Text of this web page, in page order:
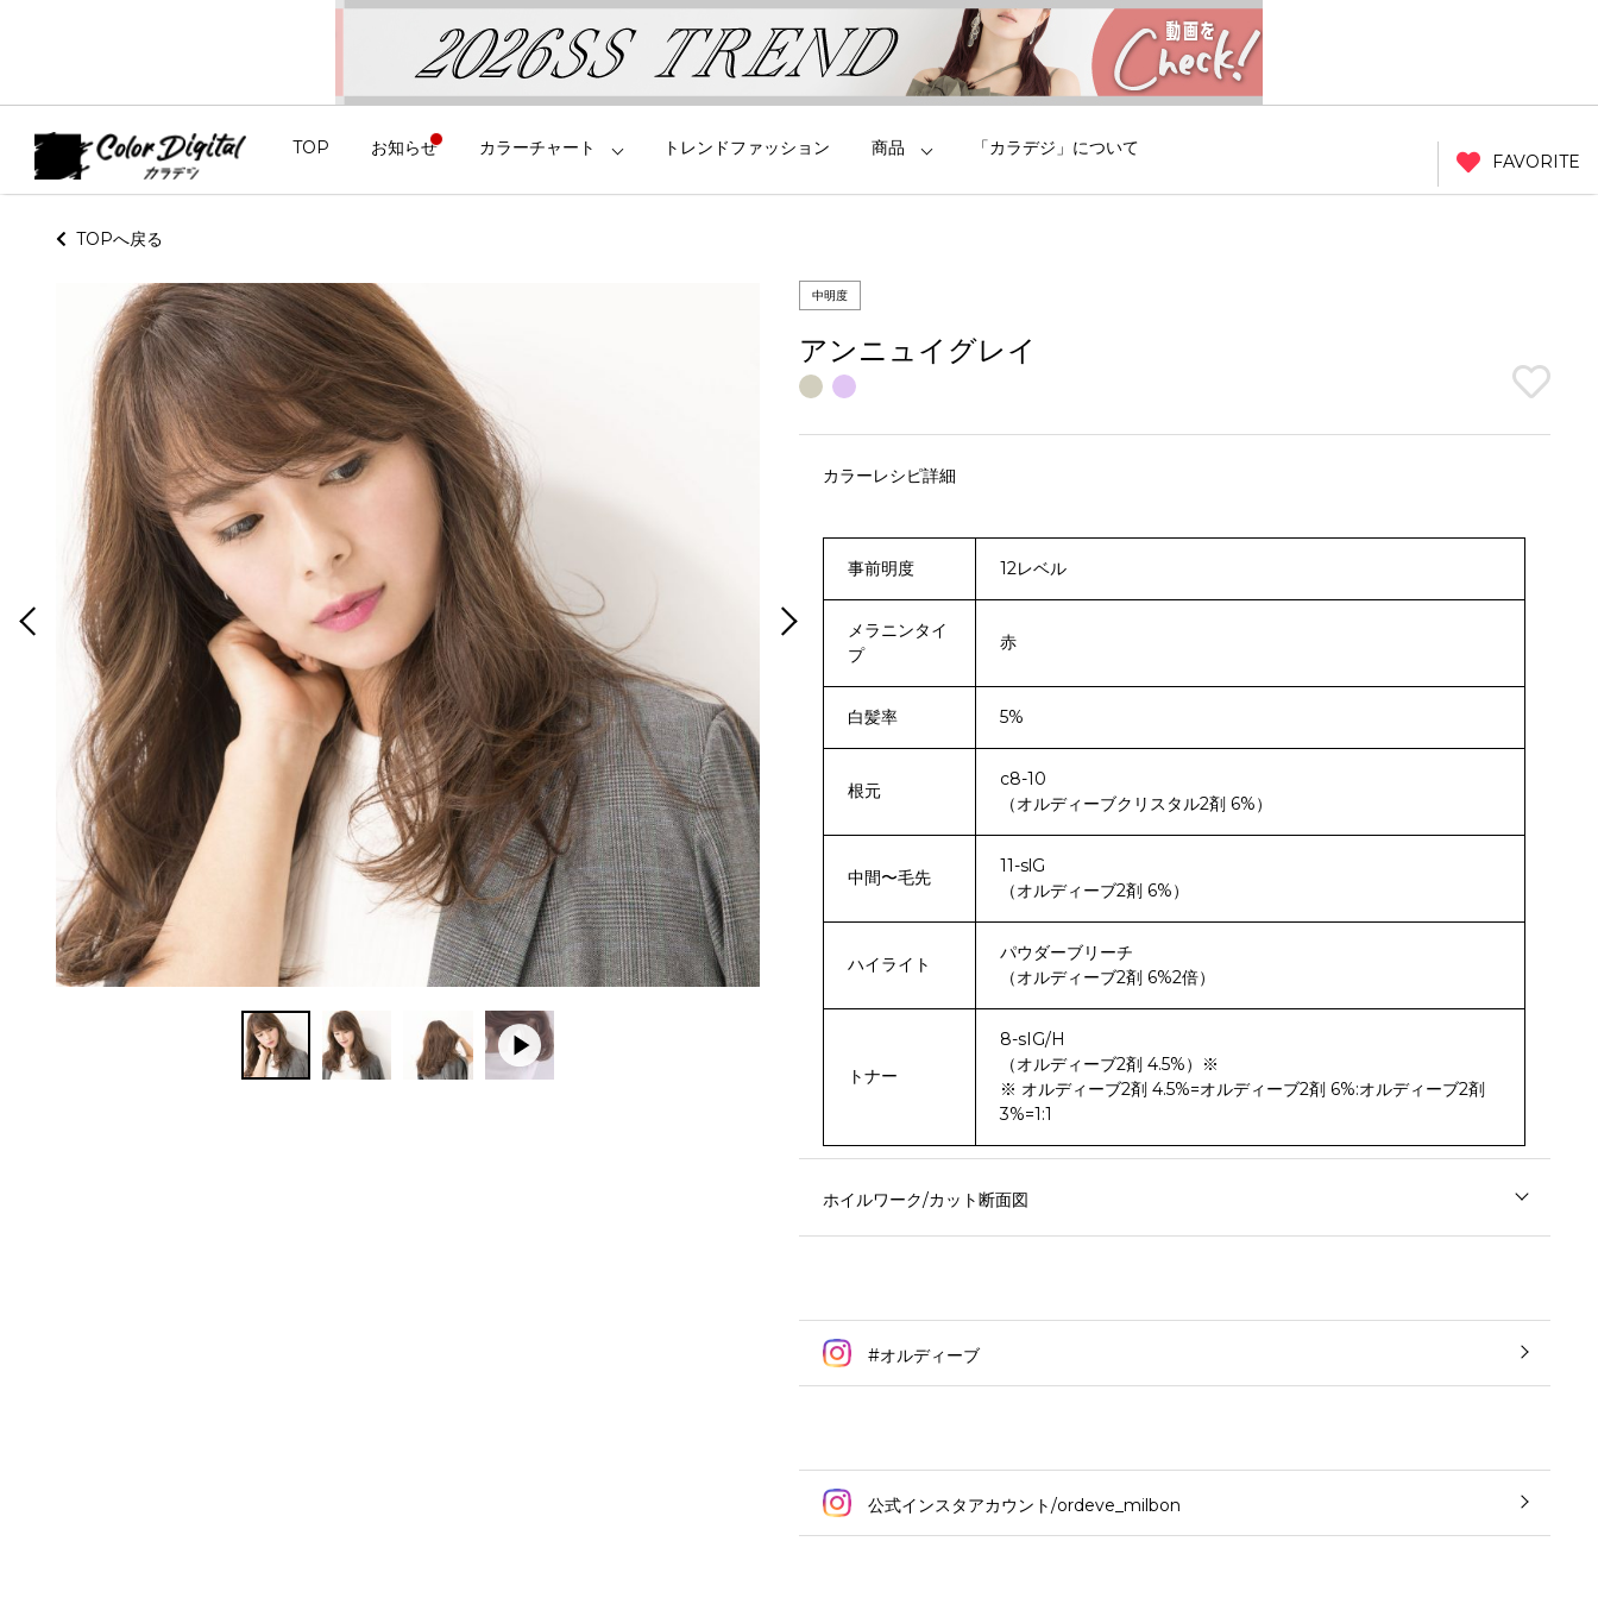
TOP お知らせ カラーチャート トレンドファッション 商品 「カラデジ」について
FAVORITE
TOPへ戻る
中明度
アンニュイグレイ
カラーレシピ詳細
事前明度 12レベル
メラニンタイ
プ
赤
白髪率 5%
根元
c8-10
（オルディーブクリスタル2剤 6%）
中間〜毛先
11-slG
（オルディーブ2剤 6%）
ハイライト
パウダーブリーチ
（オルディーブ2剤 6%2倍）
トナー
8-sIG/H
（オルディーブ2剤 4.5%）※
※ オルディーブ2剤 4.5%=オルディーブ2剤 6%:オルディーブ2剤
3%=1:1
ホイルワーク/カット断面図
#オルディーブ
公式インスタアカウント/ordeve_milbon